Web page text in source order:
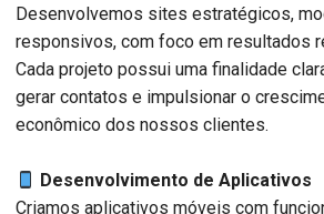
Desenvolvemos sites estratégicos,
responsivos, com foco em resultados
Cada projeto possui uma finalidade
gerar contatos e impulsionar o
econômico dos nossos clientes.
Desenvolvimento de Aplicativos
Criamos aplicativos móveis com